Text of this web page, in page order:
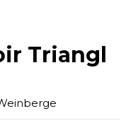
Triangl